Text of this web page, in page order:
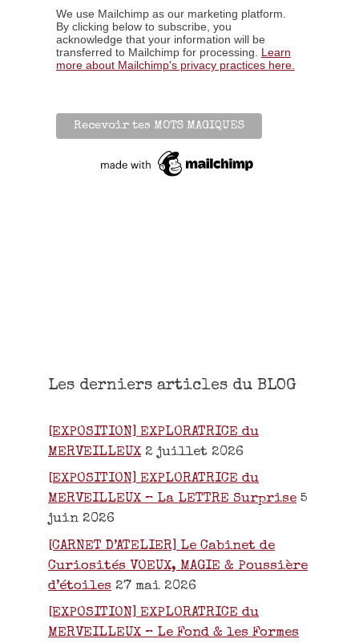
We use Mailchimp as our marketing platform.
By clicking below to subscribe, you
acknowledge that your information will be
transferred to Mailchimp for processing. Learn
more about Mailchimp's privacy practices here.
Les derniers articles du BLOG
[EXPOSITION] EXPLORATRICE du
MERVEILLEUX 2 juillet 2026
[EXPOSITION] EXPLORATRICE du
MERVEILLEUX – La LETTRE Surprise 5
juin 2026
[CARNET D’ATELIER] Le Cabinet de
Curiosités VOEUX, MAGIE & Poussière
d’étoiles 27 mai 2026
[EXPOSITION] EXPLORATRICE du
MERVEILLEUX – Le Fond & les Formes